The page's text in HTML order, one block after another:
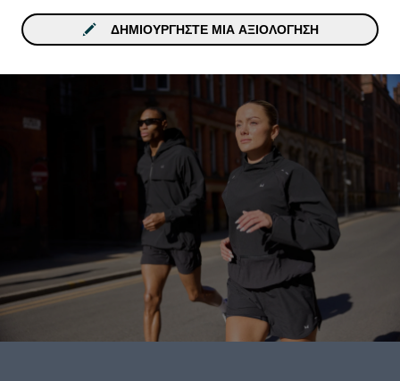
ΔΗΜΙΟΥΡΓΉΣΤΕ ΜΙΑ ΑΞΙΟΛΌΓΗΣΗ